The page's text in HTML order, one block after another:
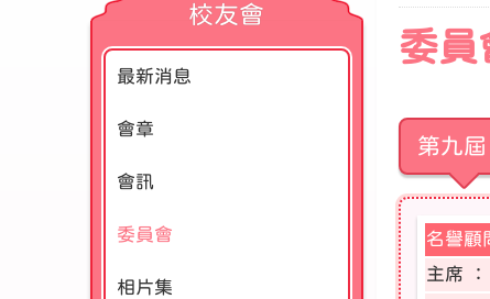
委員
第九
名譽顧
主席 ：
校友會
最新消息
會章
會訊
委員會
相片集